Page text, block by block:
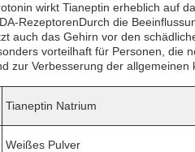
wirkt Tianeptin erheblich auf
RezeptorenDurch die
auch das Gehirn vor den
vorteilhaft für Personen, die
zur Verbesserung der allgemeinen
Tianeptin Natrium
Weißes Pulver